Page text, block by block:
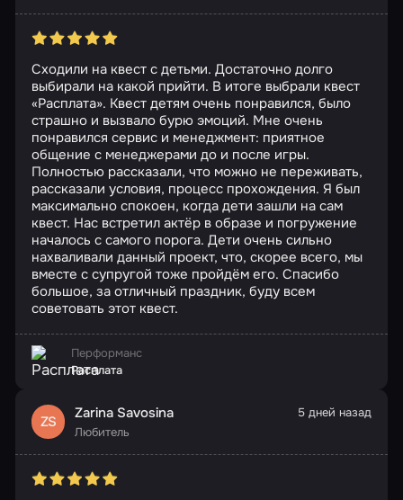
Сходили на квест с детьми. Достаточно долго
выбирали на какой прийти. В итоге выбрали квест
«Расплата». Квест детям очень понравился, было
страшно и вызвало бурю эмоций. Мне очень
понравился сервис и менеджмент: приятное
общение с менеджерами до и после игры.
Полностью рассказали, что можно не переживать,
рассказали условия, процесс прохождения. Я был
максимально спокоен, когда дети зашли на сам
квест. Нас встретил актёр в образе и погружение
началось с самого порога. Дети очень сильно
нахваливали данный проект, что, скорее всего, мы
вместе с супругой тоже пройдём его. Спасибо
большое, за отличный праздник, буду всем
советовать этот квест.
Перформанс
Расплата
ZS Zarina Savosina
Любитель
5 дней назад